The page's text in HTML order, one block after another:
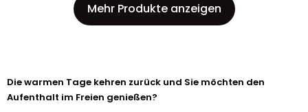
Mehr Produkte anzeigen
Die warmen Tage kehren zurück und Sie möchten den
Aufenthalt im Freien genießen?